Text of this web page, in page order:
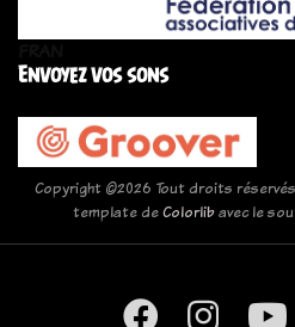
Envoyez vos sons
Copyright ©2026 Tout droits
template deColorlibavec le